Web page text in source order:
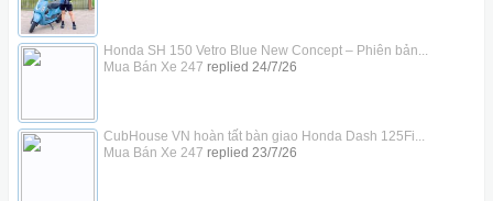
Honda SH 150 Vetro Blue New Concept – Phiên bản...
Mua Bán Xe 247 replied 24/7/26
CubHouse VN hoàn tất bàn giao Honda Dash 125Fi...
Mua Bán Xe 247 replied 23/7/26